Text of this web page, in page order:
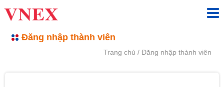
Đăng nhập thành viên
Trang chủ Đăng nhập thành viên